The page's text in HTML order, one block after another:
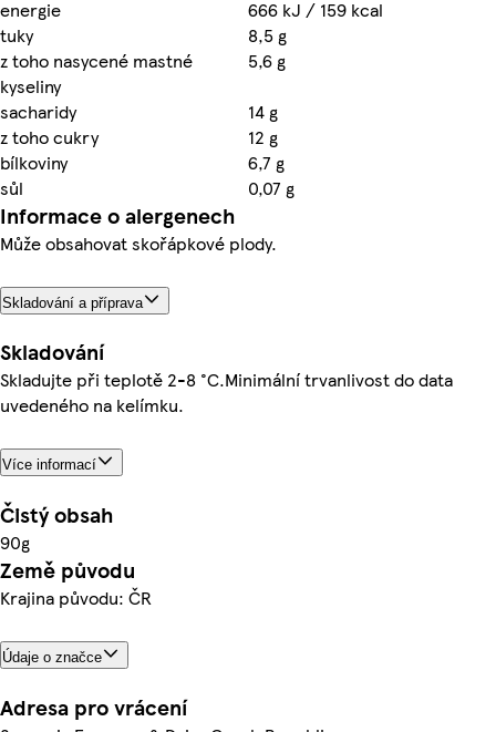
energie
666 kJ / 159 kcal
tuky
8,5 g
z toho nasycené mastné
kyseliny
5,6 g
sacharidy
14 g
z toho cukry
12 g
bílkoviny
6,7 g
sůl
0,07 g
Informace o alergenech
Může obsahovat skořápkové plody.
Skladování a příprava
Skladování
Skladujte při teplotě 2-8 °C.Minimální trvanlivost do data
uvedeného na kelímku.
Více informací
Čistý obsah
90g
Země původu
Krajina původu: ČR
Údaje o značce
Adresa pro vrácení